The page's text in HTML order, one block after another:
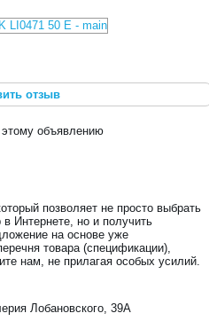
отзыв
этому объявлению
позволяет не просто выбрать
в Интернете, но и получить
на основе уже
товара (спецификации),
нам, не прилагая особых усилий.
Лобановского, 39А